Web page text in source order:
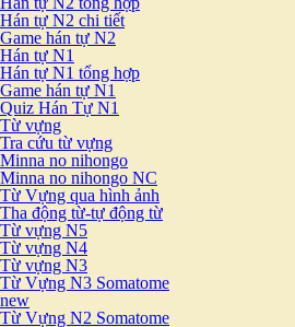
Hán tự N2 chi tiết
Game hán tự N2
Hán tự N1
Hán tự N1 tổng hợp
Game hán tự N1
Quiz Hán Tự N1
Từ vựng
Tra cứu từ vựng
Minna no nihongo
Minna no nihongo NC
Từ Vựng qua hình ảnh
Tha động từ-tự động từ
Từ vựng N5
Từ vựng N4
Từ vựng N3
Từ Vựng N3 Somatome
new
Từ Vựng N2 Somatome